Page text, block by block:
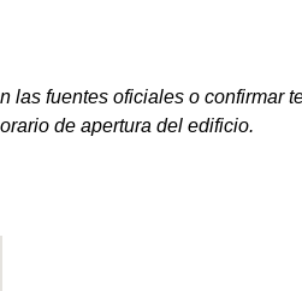
fuentes oficiales o confirmar
de apertura del edificio.